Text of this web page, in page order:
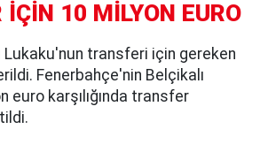
İÇİN 10 MİLYON EURO
Lukaku'nun transferi için gereken
Fenerbahçe'nin Belçikalı
euro karşılığında transfer